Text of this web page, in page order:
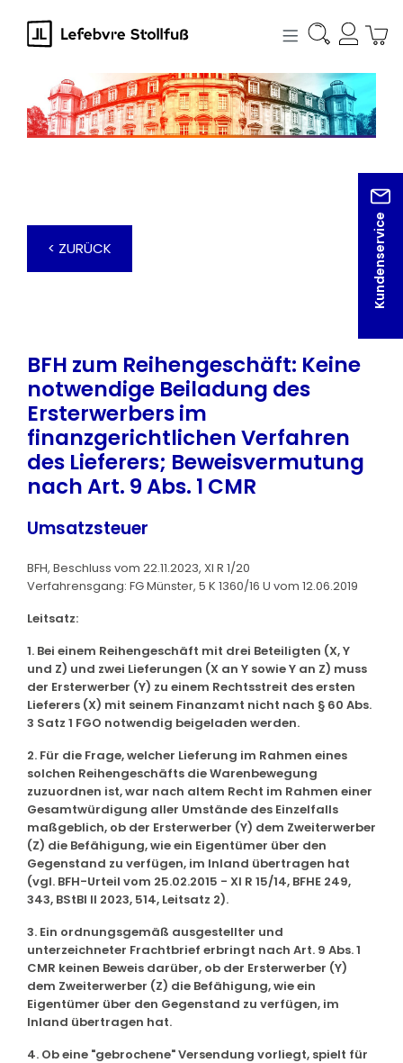
springen
Kundenservice
< ZURÜCK
BFH zum Reihengeschäft: Keine
notwendige Beiladung des
Ersterwerbers im
finanzgerichtlichen Verfahren
des Lieferers; Beweisvermutung
nach Art. 9 Abs. 1 CMR
Umsatzsteuer
BFH, Beschluss vom 22.11.2023, XI R 1/20
Verfahrensgang: FG Münster, 5 K 1360/16 U vom 12.06.2019
Leitsatz:
1. Bei einem Reihengeschäft mit drei Beteiligten (X, Y
und Z) und zwei Lieferungen (X an Y sowie Y an Z) muss
der Ersterwerber (Y) zu einem Rechtsstreit des ersten
Lieferers (X) mit seinem Finanzamt nicht nach § 60 Abs.
3 Satz 1 FGO notwendig beigeladen werden.
2. Für die Frage, welcher Lieferung im Rahmen eines
solchen Reihengeschäfts die Warenbewegung
zuzuordnen ist, war nach altem Recht im Rahmen einer
Gesamtwürdigung aller Umstände des Einzelfalls
maßgeblich, ob der Ersterwerber (Y) dem Zweiterwerber
(Z) die Befähigung, wie ein Eigentümer über den
Gegenstand zu verfügen, im Inland übertragen hat
(vgl. BFH-Urteil vom 25.02.2015 - XI R 15/14, BFHE 249,
343, BStBl II 2023, 514, Leitsatz 2).
3. Ein ordnungsgemäß ausgestellter und
unterzeichneter Frachtbrief erbringt nach Art. 9 Abs. 1
CMR keinen Beweis darüber, ob der Ersterwerber (Y)
dem Zweiterwerber (Z) die Befähigung, wie ein
Eigentümer über den Gegenstand zu verfügen, im
Inland übertragen hat.
4. Ob eine "gebrochene" Versendung vorliegt, spielt für